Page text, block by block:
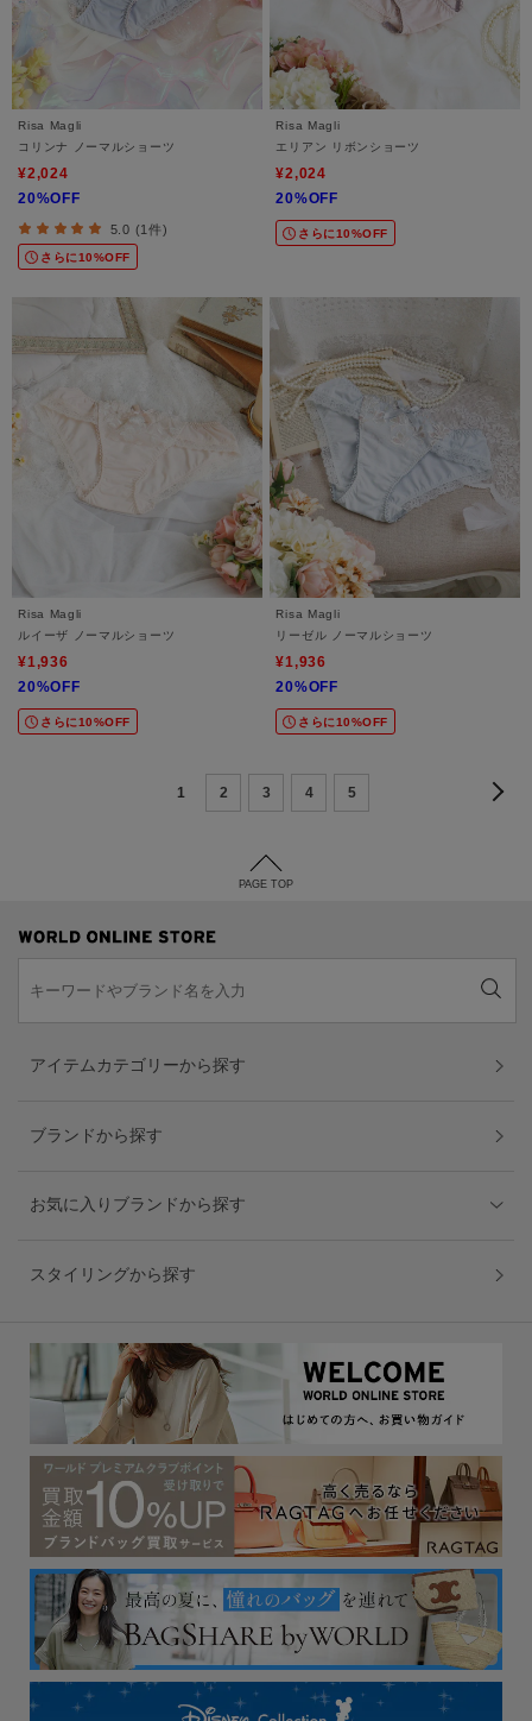
Risa Magli
コリンナ ノーマルショーツ
¥2,024
20%OFF
5.0 (1件)
さらに10%OFF
Risa Magli
エリアン リボンショーツ
¥2,024
20%OFF
さらに10%OFF
Risa Magli
ルイーザ ノーマルショーツ
¥1,936
20%OFF
さらに10%OFF
Risa Magli
リーゼル ノーマルショーツ
¥1,936
20%OFF
さらに10%OFF
1 2 3 4 5
PAGE TOP
アイテムカテゴリーから探す
ブランドから探す
お気に入りブランドから探す
スタイリングから探す